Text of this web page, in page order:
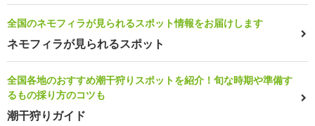
全国のネモフィラが見られるスポット情報をお届けします
ネモフィラが見られるスポット
全国各地のおすすめ潮干狩りスポットを紹介！旬な時期や準備す
るもの採り方のコツも
潮干狩りガイド